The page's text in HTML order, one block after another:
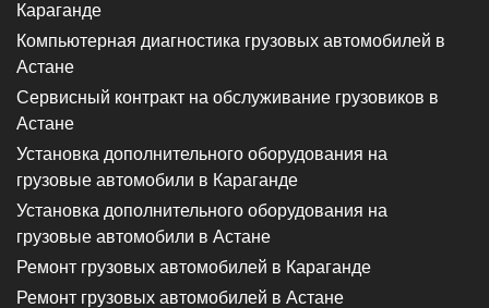
Караганде
Компьютерная диагностика грузовых автомобилей в
Астане
Сервисный контракт на обслуживание грузовиков в
Астане
Установка дополнительного оборудования на
грузовые автомобили в Караганде
Установка дополнительного оборудования на
грузовые автомобили в Астане
Ремонт грузовых автомобилей в Караганде
Ремонт грузовых автомобилей в Астане